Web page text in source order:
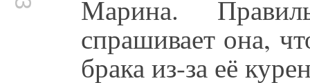
Марина.
спрашивает она,
брака из-за её